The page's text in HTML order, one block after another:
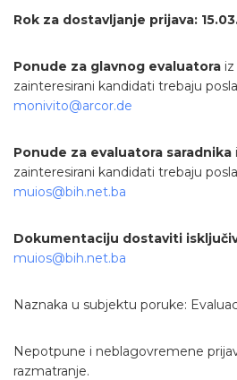
Rok za dostavljanje prijava:
Ponude za glavnog evaluatora
zainteresirani kandidati trebaju
monivito@arcor.de
Ponude za evaluatora saradnika
zainteresirani kandidati trebaju
muios@bih.net.ba
Dokumentaciju dostaviti
muios@bih.net.ba
Naznaka u subjektu poruke:
Nepotpune i neblagovremene
razmatranje.